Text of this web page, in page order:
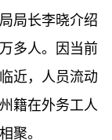
局长李晓介绍
多人。因当前
近，人员流动
籍在外务工人
聚。